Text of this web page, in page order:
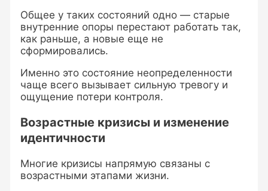
Общее у таких состояний одно — старые
внутренние опоры перестают работать так,
как раньше, а новые еще не
сформировались.
Именно это состояние неопределенности
чаще всего вызывает сильную тревогу и
ощущение потери контроля.
Возрастные кризисы и изменение
идентичности
Многие кризисы напрямую связаны с
возрастными этапами жизни.